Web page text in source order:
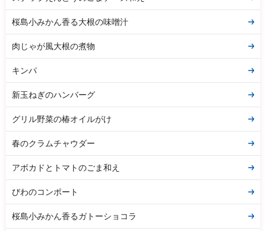
桜島小みかん香る大根の味噌汁
肉じゃが風大根の煮物
キンパ
新玉ねぎのハンバーグ
グリル野菜の椿オイルがけ
春のクラムチャウダー
アボカドとトマトのごま和え
びわのコンポート
桜島小みかん香るガトーショコラ